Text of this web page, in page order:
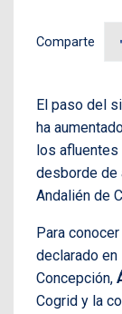
Comparte
El paso del
ha
los afluentes
desborde de
Andalién de
Para
declarado en
Concepción,
Cogrid y la